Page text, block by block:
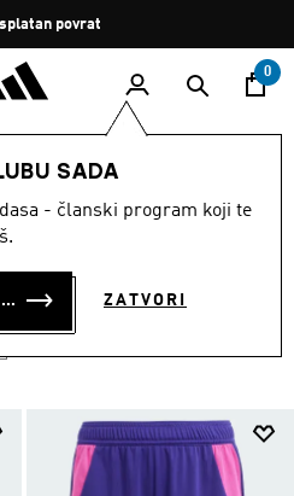
Zaustavi
rotaciju
povrat
0
SADA
- članski program koji te
PRIJAVI SE ILI SE PRIDRUŽI SADA ZATVORI
EURO